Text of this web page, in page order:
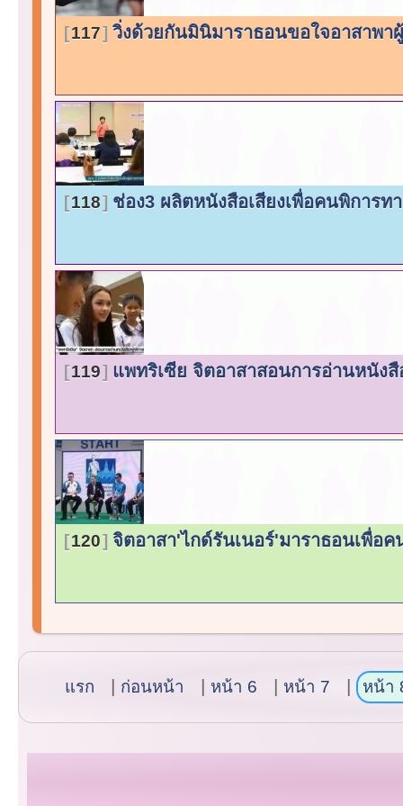
117 วิ่งด้วยกันมินิมาราธอนขอใจอาสาพา
118 ช่อง3 ผลิตหนังสือเสียงเพื่อคนพิการท
119 แพทริเซีย จิตอาสาสอนการอ่านหนัง
120 จิตอาสา'ไกด์รันเนอร์'มาราธอนเพื่อ
แรก ก่อนหน้า หน้า 6 หน้า 7 หน้า